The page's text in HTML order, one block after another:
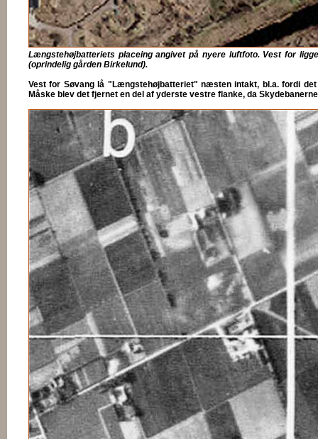
Længstehøjbatteriets placeing angivet på nyere luftfoto. Vest for
(oprindelig gården Birkelund).
Vest for Søvang lå "Længstehøjbatteriet" næsten intakt, bl.a. fordi
Måske blev det fjernet en del af yderste vestre flanke, da